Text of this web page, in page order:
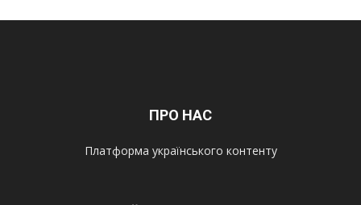
ПРО НАС
Платформа українського контенту